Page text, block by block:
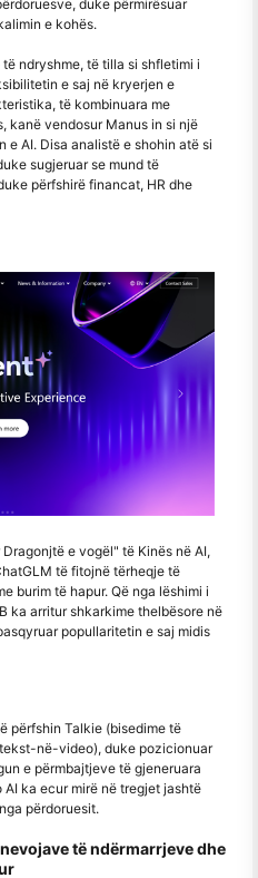
duke përmirësuar
e kohës.
ndryshme, të tilla si shfletimi i
e saj në kryerjen e
të kombinuara me
kanë vendosur Manus in si një
AI. Disa analistë e shohin atë si
sugjeruar se mund të
përfshirë financat, HR dhe
e vogël" të Kinës në AI,
të fitojnë tërheqje të
burim të hapur. Që nga lëshimi i
ka arritur shkarkime thelbësore në
popullaritetin e saj midis
përfshin Talkie (bisedime të
në-video), duke pozicionuar
e përmbajtjeve të gjeneruara
AI ka ecur mirë në tregjet jashtë
përdoruesit.
të ndërmarrjeve dhe